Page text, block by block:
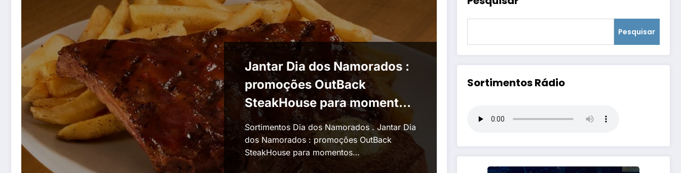
Jantar Dia dos Namorados :
promoções OutBack
SteakHouse para momentos
em casa ou no restaurante
Sortimentos Dia dos Namorados . Jantar Dia
dos Namorados : promoções OutBack
SteakHouse para momentos…
Pesquisar
Sortimentos Rádio